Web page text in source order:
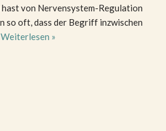
von Nervensystem-Regulation
so oft, dass der Begriff inzwischen
Weiterlesen »